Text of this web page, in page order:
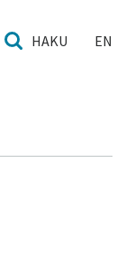
HAKU EN